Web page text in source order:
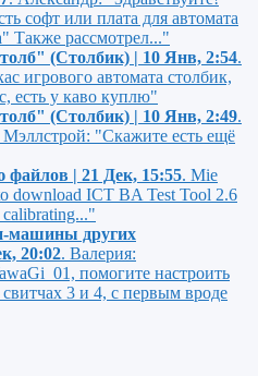
софт или плата для автомата
Также рассмотрел..."
(Столбик) | 10 Янв, 2:54.
игрового автомата столбик,
есть у каво куплю"
(Столбик) | 10 Янв, 2:49.
"Скажите есть ещё
файлов | 21 Дек, 15:55. Mie
download ICT BA Test Tool 2.6
машины других
20:02. Валерия:
помогите настроить
3 и 4, с первым вроде